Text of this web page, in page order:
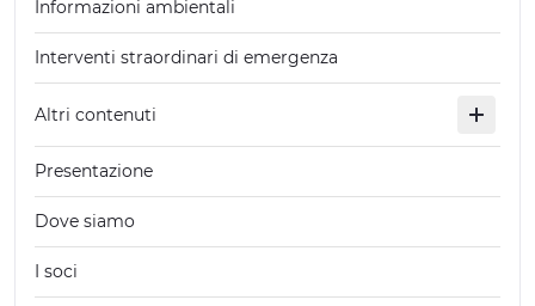
Informazioni ambientali
Interventi straordinari di emergenza
Altri contenuti
Presentazione
Dove siamo
I soci